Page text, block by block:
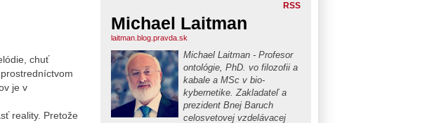
chuť
je v
reality. Pretože
RSS
Michael Laitman
laitman.blog.pravda.sk
Michael Laitman - Profesor
ontológie, PhD. vo filozofii a
kabale a MSc v bio-
kybernetike. Zakladateľ a
prezident Bnej Baruch
celosvetovej vzdelávacej